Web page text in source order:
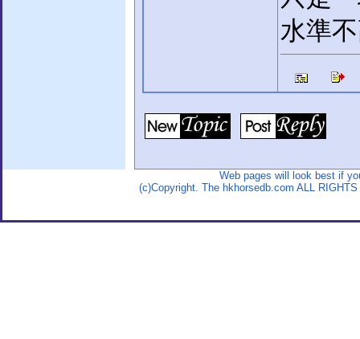
水準
Web pages will look best if
(c)Copyright. The hkhorsedb.com ALL